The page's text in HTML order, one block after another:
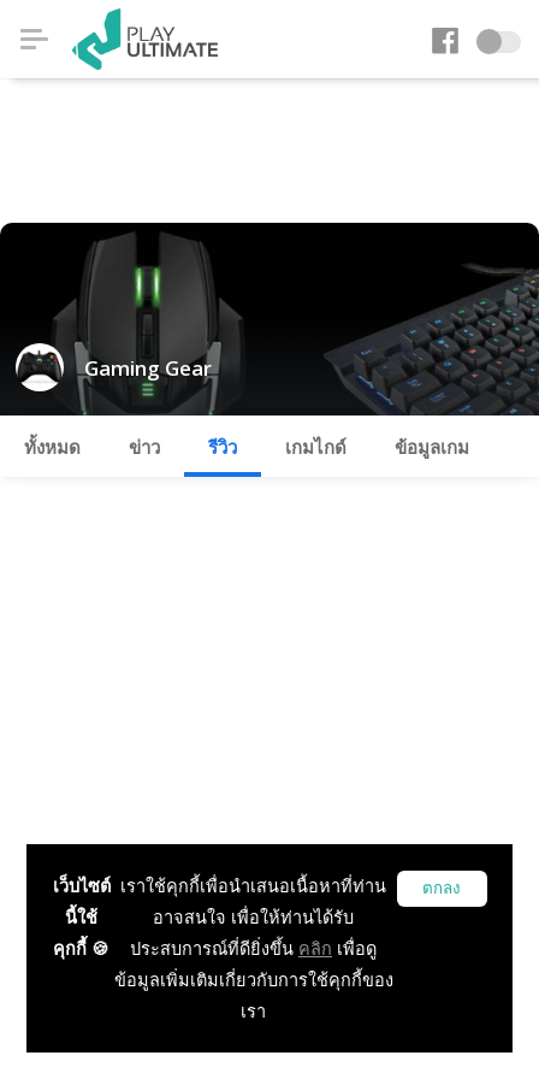
Gaming Gear
ทั้งหมด ข่าว รีวิว เกมไกด์ ข้อมูลเกม
เว็บไซต์
นี้ใช้
คุกกี้ 🍪
เราใช้คุกกี้เพื่อนำเสนอเนื้อหาที่ท่าน
อาจสนใจ เพื่อให้ท่านได้รับ
ประสบการณ์ที่ดียิ่งขึ้น คลิก เพื่อดู
ข้อมูลเพิ่มเติมเกี่ยวกับการใช้คุกกี้ของ
เรา
ตกลง